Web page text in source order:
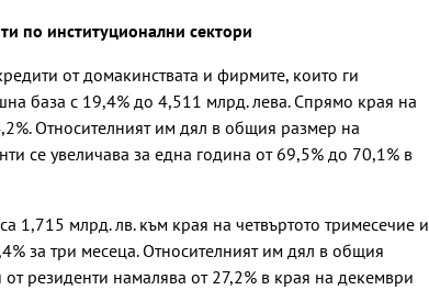
по институционални сектори
от домакинствата и фирмите, които ги
база с 19,4% до 4,511 млрд. лева. Спрямо края на
Относителният им дял в общия размер на
се увеличава за една година от 69,5% до 70,1% в
1,715 млрд. лв. към края на четвъртото тримесечие и
за три месеца. Относителният им дял в общия
резиденти намалява от 27,2% в края на декември